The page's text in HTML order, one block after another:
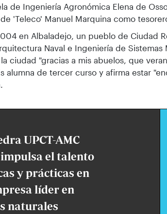
de Ingeniería Agronómica Elena de
'Teleco' Manuel Marquina como
en Albaladejo, un pueblo de Ciudad
Naval e Ingeniería de Sistemas
ciudad "gracias a mis abuelos, que
alumna de tercer curso y afirma estar
UPCT-AMC
el talento
y prácticas en
líder en
naturales